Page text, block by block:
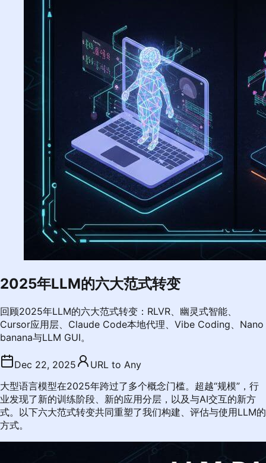
2025年LLM的六大范式转变
回顾2025年LLM的六大范式转变：RLVR、幽灵式智能、
Cursor应用层、Claude Code本地代理、Vibe Coding、Nano
banana与LLM GUI。
Dec 22, 2025
URL to Any
大型语言模型在2025年跨过了多个概念门槛。超越“规模”，行
业发现了新的训练阶段、新的应用分层，以及与AI交互的新方
式。以下六大范式转变共同重塑了我们构建、评估与使用LLM的
方式。